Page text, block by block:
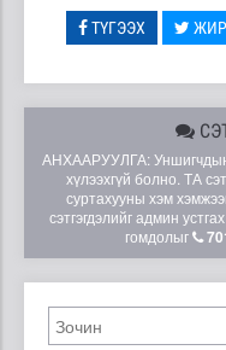
ТҮГЭЭХ
АНХААРУУЛГА: Уншигчдын
хүлээхгүй болно. ТА
суртахууны хэм
сэтгэгдэлийг админ
гомдолыг